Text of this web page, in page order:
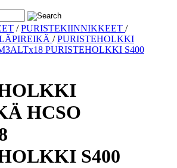
/PURISTEKIINNIKKEET /
/PURISTEHOLKKI
PURISTEHOLKKI S400
HCSO
S400